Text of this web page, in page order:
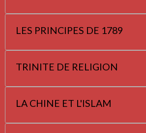
LES PRINCIPES DE 1789
TRINITE DE RELIGION
LA CHINE ET L'ISLAM